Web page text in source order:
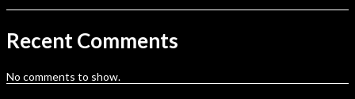
Recent Comments
No comments to show.